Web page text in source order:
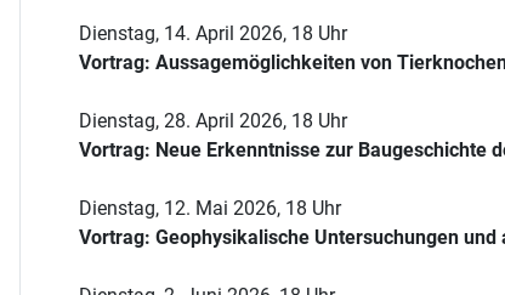
Dienstag, 14. April 2026, 18 Uhr
Vortrag: Aussagemöglichkeiten von
Dienstag, 28. April 2026, 18 Uhr
Vortrag: Neue Erkenntnisse zur Baugeschichte
Dienstag, 12. Mai 2026, 18 Uhr
Vortrag: Geophysikalische Untersuchungen